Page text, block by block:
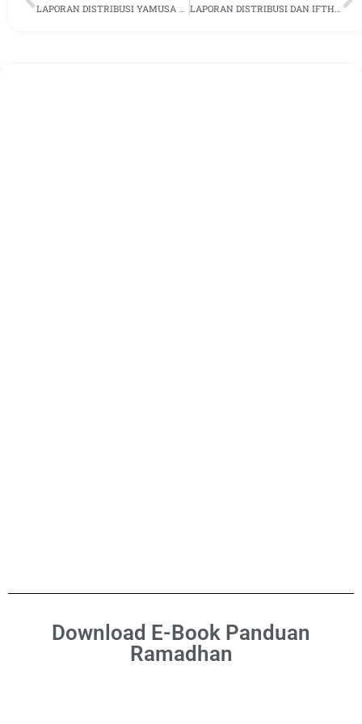
LAPORAN DISTRIBUSI YAMUSA PEKAN KE IV, FEBRUARI 2025 LAPORAN DISTRIBUSI DAN IFTHOR BUKA PUASA YAMUSA PEKAN II BULAN MARET 2025
Download E-Book Panduan
Ramadhan